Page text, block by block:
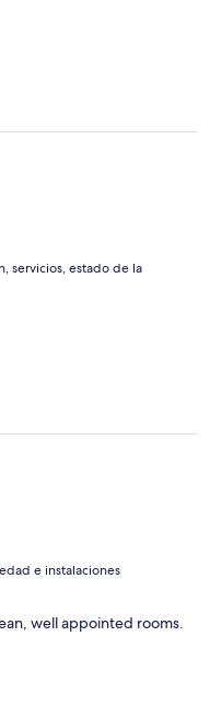
servicios, estado de la
e instalaciones
well appointed rooms.